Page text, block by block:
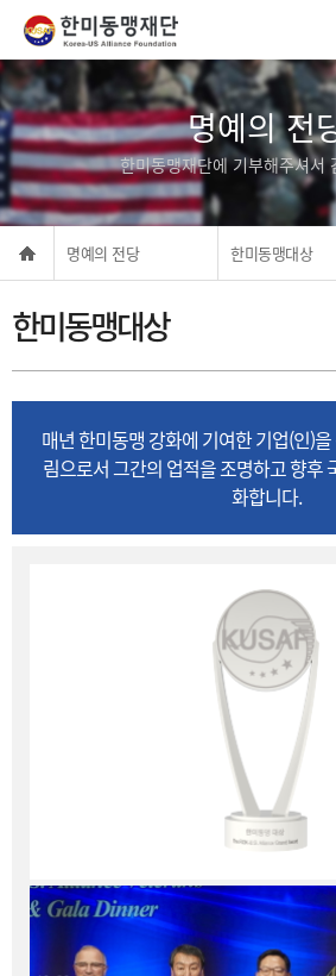
명예의 전
한미동맹재단에 기부해주셔서
명예의 전당 한미동맹대상
한미동맹대상
매년 한미동맹 강화에 기여한 기업(인)
림으로서 그간의 업적을 조명하고 향후
화합니다.